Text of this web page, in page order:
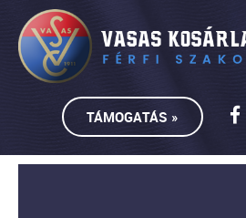
TÁMOGATÁS »